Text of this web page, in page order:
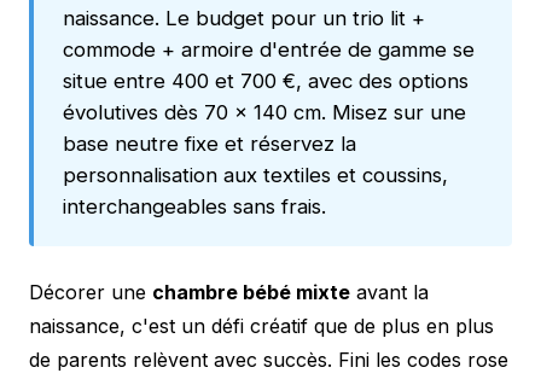
naissance. Le budget pour un trio lit +
commode + armoire d'entrée de gamme se
situe entre 400 et 700 €, avec des options
évolutives dès 70 x 140 cm. Misez sur une
base neutre fixe et réservez la
personnalisation aux textiles et coussins,
interchangeables sans frais.
Décorer une chambre bébé mixte avant la
naissance, c'est un défi créatif que de plus en plus
de parents relèvent avec succès. Fini les codes rose